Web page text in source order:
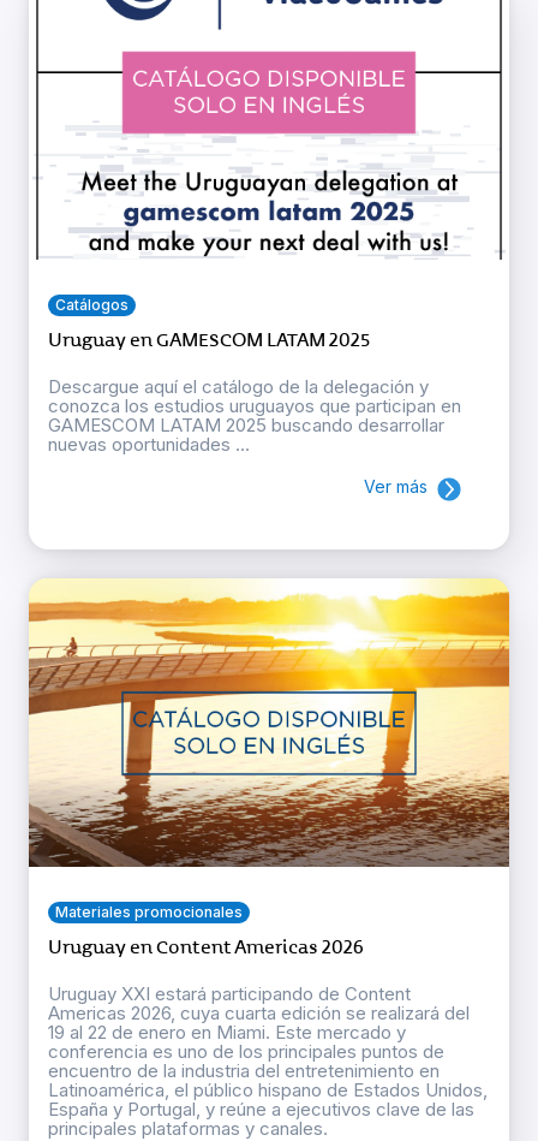
Catálogos
Uruguay en GAMESCOM LATAM 2025
Descargue aquí el catálogo de la delegación y
conozca los estudios uruguayos que participan en
GAMESCOM LATAM 2025 buscando desarrollar
nuevas oportunidades ...
Ver más
Materiales promocionales
Uruguay en Content Americas 2026
Uruguay XXI estará participando de Content
Americas 2026, cuya cuarta edición se realizará del
19 al 22 de enero en Miami. Este mercado y
conferencia es uno de los principales puntos de
encuentro de la industria del entretenimiento en
Latinoamérica, el público hispano de Estados Unidos,
España y Portugal, y reúne a ejecutivos clave de las
principales plataformas y canales.